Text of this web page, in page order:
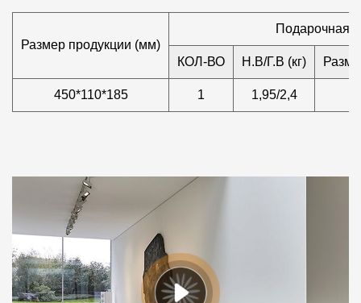
Размер продукции (мм)
Подарочная
КОЛ-ВО Н.В/Г.В (кг)
450*110*185 1 1,95/2,4